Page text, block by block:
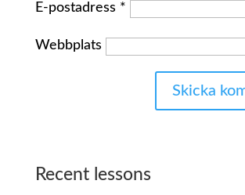
E-postadress *
Webbplats
Recent lessons